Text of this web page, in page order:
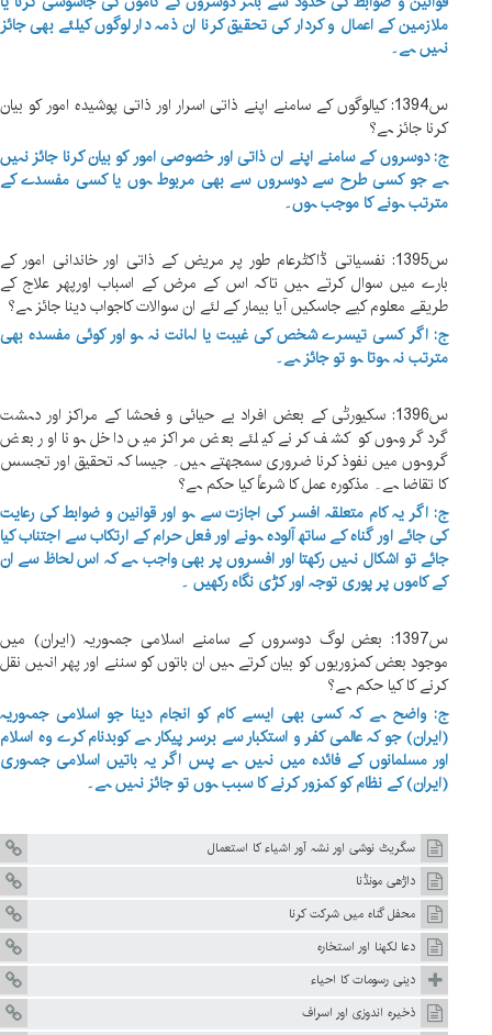
ملازمین کے اعمال و کردار کی تحقیق کرنا ان ذمہ دار لوگوں کیلئے بھی جائز
نہیں ہے۔
س1394: کیالوگوں کے سامنے اپنے ذاتی اسرار اور ذاتی پوشیدہ امور کو بیان
کرنا جائز ہے؟
ج: دوسروں کے سامنے اپنے ان ذاتی اور خصوصی امور کو بیان کرنا جائز نہیں
ہے جو کسی طرح سے دوسروں سے بھی مربوط ہوں یا کسی مفسدے کے
مترتب ہونے کا موجب ہوں۔
س1395: نفسیاتی ڈاکٹرعام طور پر مریض کے ذاتی اور خاندانی امور کے
بارے میں سوال کرتے ہیں تاکہ اس کے مرض کے اسباب اورپھر علاج کے
طریقے معلوم کیے جاسکیں آیا بیمار کے لئے ان سوالات کاجواب دینا جائز ہے؟
ج: اگر کسی تیسرے شخص کی غیبت یا اہانت نہ ہو اور کوئی مفسدہ بھی
مترتب نہ ہوتا ہو تو جائز ہے۔
س1396: سکیورٹی کے بعض افراد بے حیائی و فحشا کے مراکز اور دہشت
گرد گروہوں کو کشف کرنے کیلئے بعض مراکز میں داخل ہونا اور بعض
گروہوں میں نفوذ کرنا ضروری سمجھتے ہیں۔ جیسا کہ تحقیق اور تجسس
کا تقاضا ہے۔ مذکورہ عمل کا شرعاً کیا حکم ہے؟
ج: اگر یہ کام متعلقہ افسر کی اجازت سے ہو اور قوانین و ضوابط کی رعایت
کی جائے اور گناہ کے ساتھ آلودہ ہونے اور فعل حرام کے ارتکاب سے اجتناب کیا
جائے تو اشکال نہیں رکھتا اور افسروں پر بھی واجب ہے کہ اس لحاظ سے ان
کے کاموں پر پوری توجہ اور کڑی نگاہ رکھیں ۔
س1397: بعض لوگ دوسروں کے سامنے اسلامی جمہوریہ (ایران) میں
موجود بعض کمزوریوں کو بیان کرتے ہیں ان باتوں کو سننے اور پھر انہیں نقل
کرنے کا کیا حکم ہے؟
ج: واضح ہے کہ کسی بھی ایسے کام کو انجام دینا جو اسلامی جمہوریہ
(ایران) جو کہ عالمی کفر و استکبار سے برسر پیکار ہے کوبدنام کرے وہ اسلام
اور مسلمانوں کے فائدہ میں نہیں ہے پس اگر یہ باتیں اسلامی جمہوری
(ایران) کے نظام کو کمزور کرنے کا سبب ہوں تو جائز نہیں ہے۔
سگریٹ نوشی اور نشہ آور اشیاء کا استعمال
داڑھی مونڈنا
محفل گناہ میں شرکت کرنا
دعا لکھنا اور استخارہ
دینی رسومات کا احیاء
ذخیرہ اندوزی اور اسراف